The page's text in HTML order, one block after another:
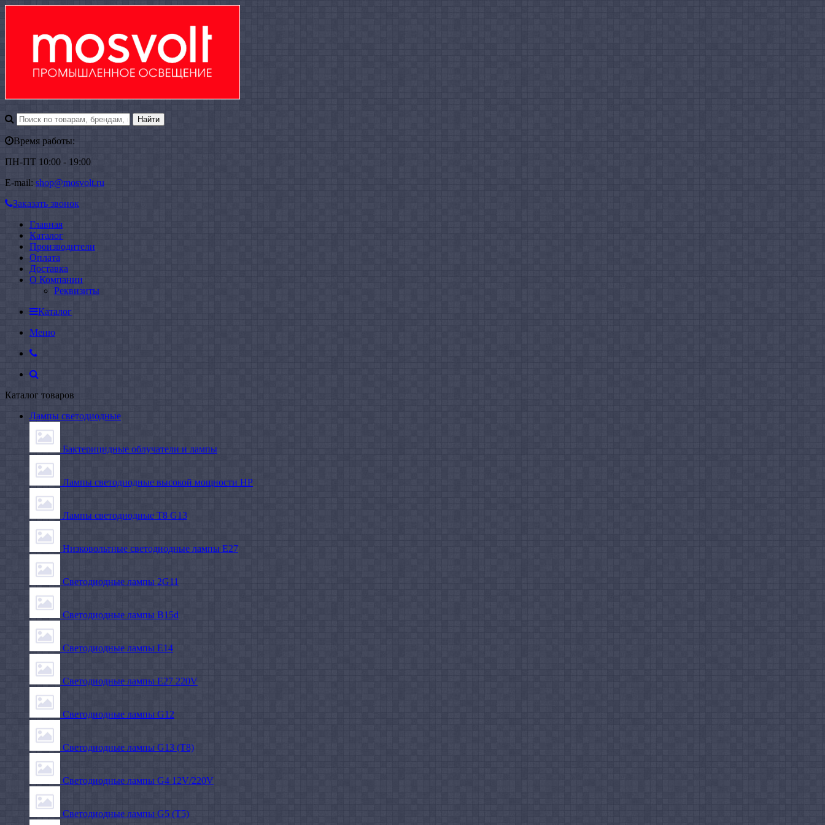
Время работы:
ПН-ПТ 10:00 - 19:00
E-mail: shop@mosvolt.ru
Заказать звонок
Главная
Каталог
Производители
Оплата
Доставка
О Компании
Реквизиты
Каталог
Меню
Каталог товаров
Лампы светодиодные
Бактерицидные облучатели и лампы
Лампы светодиодные высокой мощности HP
Лампы светодиодные Т8 G13
Низковольтные светодиодные лампы E27
Светодиодные лампы 2G11
Светодиодные лампы B15d
Светодиодные лампы E14
Светодиодные лампы E27 220V
Светодиодные лампы G12
Светодиодные лампы G13 (T8)
Светодиодные лампы G4 12V/220V
Светодиодные лампы G5 (T5)